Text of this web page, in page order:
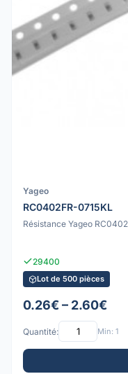
Yageo
RC0402FR-0715KL
Résistance Yageo
29400
Lot de 500 pièces
0.26€ – 2.60€
Quantité: Min: 1